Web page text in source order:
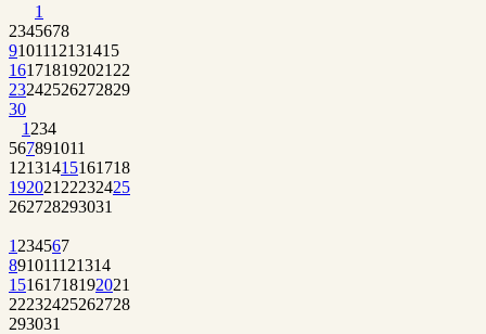
1
2345678
9101112131415
161718192021 22
23242526272829
30
1 234
567891011
12131415161718
192021 22232425
262728293031
1 234567
891011121314
15161718192021
22232425262728
293031